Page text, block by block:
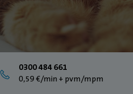
0300 484 661
0,59 €/min + pvm/mpm